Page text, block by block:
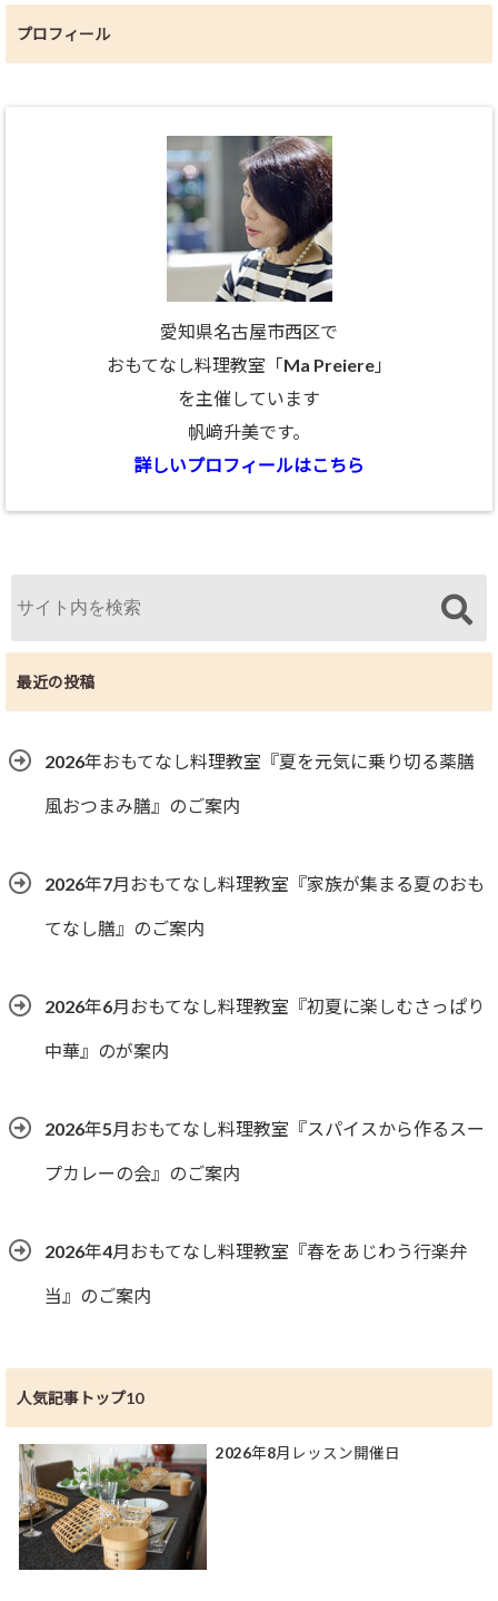
プロフィール
愛知県名古屋市西区で
おもてなし料理教室「Ma Preiere」
を主催しています
帆﨑升美です。
詳しいプロフィールはこちら
最近の投稿
2026年おもてなし料理教室『夏を元気に乗り切る薬膳
風おつまみ膳』のご案内
2026年7月おもてなし料理教室『家族が集まる夏のおも
てなし膳』のご案内
2026年6月おもてなし料理教室『初夏に楽しむさっぱり
中華』のが案内
2026年5月おもてなし料理教室『スパイスから作るスー
プカレーの会』のご案内
2026年4月おもてなし料理教室『春をあじわう行楽弁
当』のご案内
人気記事トップ10
2026年8月レッスン開催日